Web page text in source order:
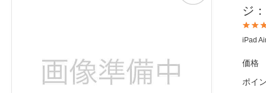
閲覧履歴
ジ
iPad
価格
ポイ